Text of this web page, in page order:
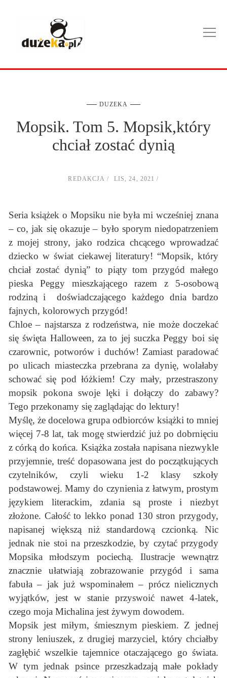
DUZEKA
Mopsik. Tom 5. Mopsik,który
chciał zostać dynią
REDAKCJA LIS, 24, 2021
Seria książek o Mopsiku nie była mi wcześniej znana
– co, jak się okazuje – było sporym niedopatrzeniem
z mojej strony, jako rodzica chcącego wprowadzać
dziecko w świat ciekawej literatury! “Mopsik, który
chciał zostać dynią” to piąty tom przygód małego
pieska Peggy mieszkającego razem z 5-osobową
rodziną i doświadczającego każdego dnia bardzo
fajnych, kolorowych przygód!
Chloe – najstarsza z rodzeństwa, nie może doczekać
się święta Halloween, za to jej suczka Peggy boi się
czarownic, potworów i duchów! Zamiast paradować
po ulicach miasteczka przebrana za dynię, wolałaby
schować się pod łóżkiem! Czy mały, przestraszony
mopsik pokona swoje lęki i dołączy do zabawy?
Tego przekonamy się zaglądając do lektury!
Myślę, że docelowa grupa odbiorców książki to mniej
więcej 7-8 lat, tak mogę stwierdzić już po dobrnięciu
z córką do końca. Książka została napisana niezwykle
przyjemnie, treść dopasowana jest do początkujących
czytelników, czyli wieku 1-2 klasy szkoły
podstawowej. Mamy do czynienia z łatwym, prostym
językiem literackim, zdania są proste i niezbyt
złożone. Całość to lekko ponad 130 stron przygody,
napisanej większą niż standardową czcionką. Nic
jednak nie stoi na przeszkodzie, by czytać przygody
Mopsika młodszym pociechą. Ilustracje wewnątrz
znacznie ułatwiają zobrazowanie przygód i sama
fabuła – jak już wspominałem – prócz nielicznych
wyjątków, jest w stanie przyswoić nawet 4-latek,
czego moja Michalina jest żywym dowodem.
Mopsik jest miłym, śmiesznym pieskiem. Z jednej
strony leniuszek, z drugiej marzyciel, który chciałby
zagłębić wszelkie tajemnice otaczającego go świata.
W tym jednak psince przeszkadzają małe pokłady